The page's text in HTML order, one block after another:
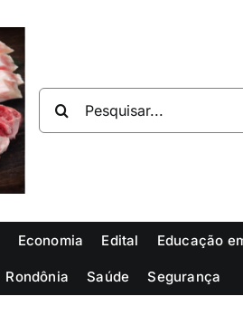
resultados
Economia Edital Educação
Rondônia Saúde Segurança